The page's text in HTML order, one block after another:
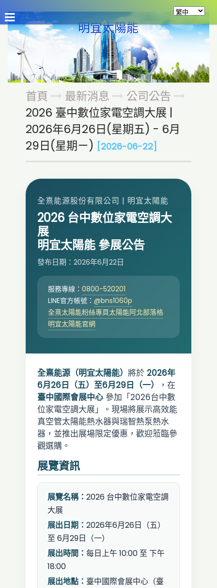
明宜太陽能
公司介紹 商品介紹 資源分享
首頁 最新消息
公司公告
2026 臺中數位家電空調大展 |
2026年6月26日(星期五) - 6月
29日(星期ㄧ) [2026-06-22]
全熹能源股份有限公司 | 明宜太陽能
2026 台中數位家電空調大
展
明宜太陽能 參展公告
發布日期：2026年6月22日
服務專線： 0800-520201
LINE官方帳號： @bns1060p
全熹太陽能粉絲專頁太陽能阿北部落格
明宜太陽能官網
全熹能源（明宜太陽能） 將於 2026年
6月26日（五）至6月29日（一）
，在
臺中國際會展中心參加「2026台中數
位家電空調大展」。現場將展示高效能
真空管太陽能熱水器與瑞智熱泵熱水
器，並推出展場限定優惠，歡迎蒞臨參
觀選購。
展覽資訊
展覽名稱： 2026 台中數位家電空調
大展
展出日期： 2026年6月26日（五）
至 6月29日（一）
展出時間： 每日上午 10:00 至 下午
18:00
展出地點： 臺中國際會展中心（臺